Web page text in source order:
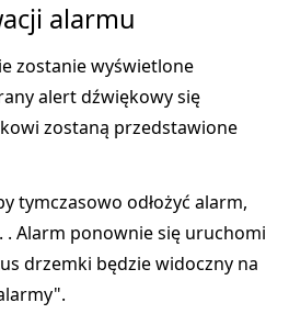
alarmu
zostanie wyświetlone
alert dźwiękowy się
zostaną przedstawione
tymczasowo odłożyć alarm,
. . Alarm ponownie się uruchomi
drzemki będzie widoczny na